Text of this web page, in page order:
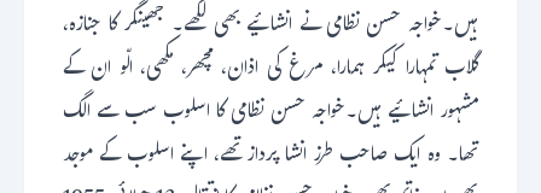
ہیں۔خواجہ حسن نظامی نے انشائیے بھی لکھے۔ جھینگر کا جنازہ،
گلاب تمہارا کیکر ہمارا، مرغ کی اذان، مچھر، مکھی، الّو ان کے
مشہور انشائیے ہیں۔خواجہ حسن نظامی کا اسلوب سب سے الگ
تھا۔ وہ ایک صاحب طرز انشا پرداز تھے، اپنے اسلوب کے موجد